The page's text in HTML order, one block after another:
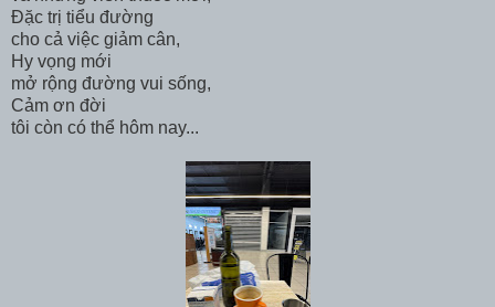
Đặc trị tiểu đường
cho cả việc giảm cân,
Hy vọng mới
mở rộng đường vui sống,
Cảm ơn đời
tôi còn có thể hôm nay...